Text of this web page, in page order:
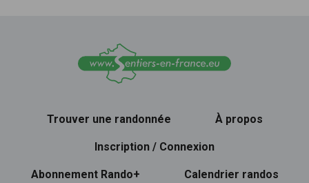
Trouver une randonnée À propos
Inscription / Connexion
Abonnement Rando+ Calendrier randos